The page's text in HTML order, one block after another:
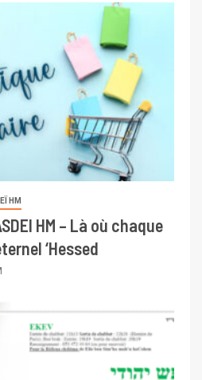
HM
HM – Là où chaque
‘Hessed